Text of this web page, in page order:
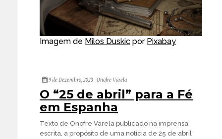
Imagem de Milos Duskic por Pixabay
9 de Dezembro, 2023 Onofre Varela
O “25 de abril” para a Fé
em Espanha
Texto de Onofre Varela publicado na imprensa
escrita, a propósito de uma notícia de 25 de abril